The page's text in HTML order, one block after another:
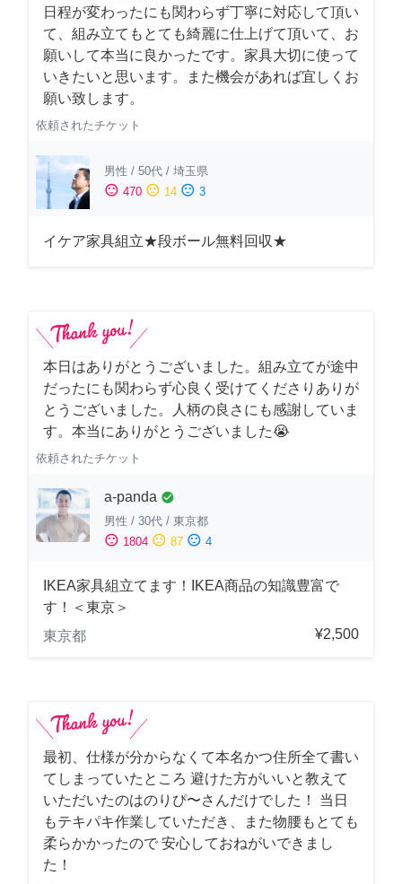
日程が変わったにも関わらず丁寧に対応して頂い
て、組み立てもとても綺麗に仕上げて頂いて、お
願いして本当に良かったです。家具大切に使って
いきたいと思います。また機会があれば宜しくお
願い致します。
依頼されたチケット
男性 / 50代 / 埼玉県
sentiment_satisfied 470 sentiment_neutral 14 sentiment_dissatisfied 3
イケア家具組立★段ボール無料回収★
本日はありがとうございました。組み立てが途中
だったにも関わらず心良く受けてくださりありが
とうございました。人柄の良さにも感謝していま
す。本当にありがとうございました😭
依頼されたチケット
a-panda check_circle
男性 / 30代 / 東京都
sentiment_satisfied 1804 sentiment_neutral 87 sentiment_dissatisfied 4
IKEA家具組立てます！IKEA商品の知識豊富で
す！＜東京＞
東京都
¥2,500
最初、仕様が分からなくて本名かつ住所全て書い
てしまっていたところ 避けた方がいいと教えて
いただいたのはのりぴ〜さんだけでした！ 当日
もテキパキ作業していただき、また物腰もとても
柔らかかったので 安心しておねがいできまし
た！